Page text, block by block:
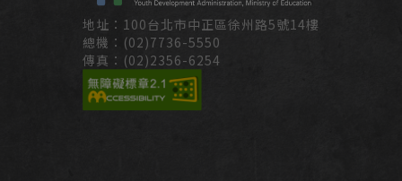
地址：100台北市中正區徐州路5號14樓
總機：(02)7736-5550
傳真：(02)2356-6254